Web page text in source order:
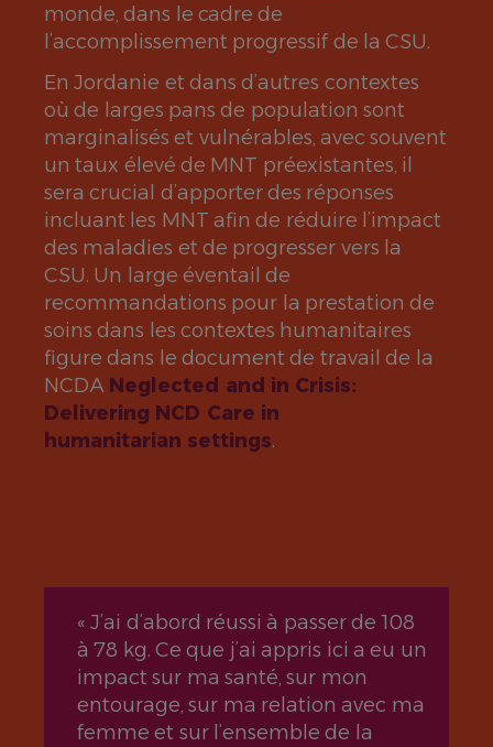
monde, dans le cadre de
l’accomplissement progressif de la CSU.
En Jordanie et dans d’autres contextes
où de larges pans de population sont
marginalisés et vulnérables, avec souvent
un taux élevé de MNT préexistantes, il
sera crucial d’apporter des réponses
incluant les MNT afin de réduire l’impact
des maladies et de progresser vers la
CSU. Un large éventail de
recommandations pour la prestation de
soins dans les contextes humanitaires
figure dans le document de travail de la
NCDA Neglected and in Crisis:
Delivering NCD Care in
humanitarian settings.
« J’ai d’abord réussi à passer de 108
à 78 kg. Ce que j’ai appris ici a eu un
impact sur ma santé, sur mon
entourage, sur ma relation avec ma
femme et sur l’ensemble de la